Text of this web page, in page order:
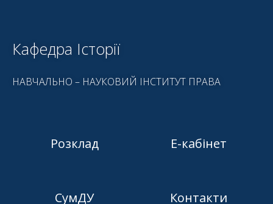
Кафедра Історії
НАВЧАЛЬНО – НАУКОВИЙ ІНСТИТУТ ПРАВА
Розклад Е-кабінет
СумДУ Контакти